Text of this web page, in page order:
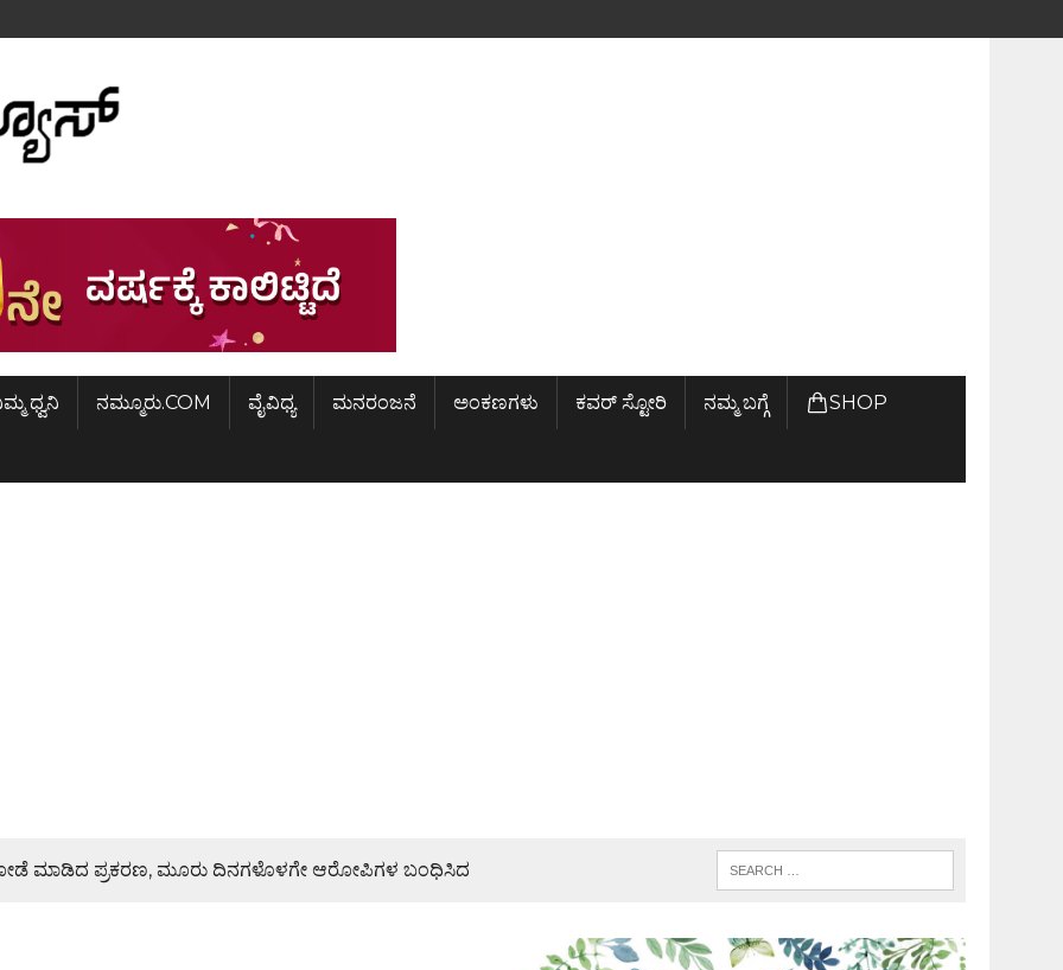
ಧ್ವನಿ ನಮ್ಮೂರು.COM ವೈವಿಧ್ಯ ಮನರಂಜನೆ ಅಂಕಣಗಳು ಕವರ್ ಸ್ಟೋರಿ ನಮ್ಮ ಬಗ್ಗೆ SHOP
ಮಾಡಿದ ಪ್ರಕರಣ, ಮೂರು ದಿನಗಳೊಳಗೇ ಆರೋಪಿಗಳ ಬಂಧಿಸಿದ